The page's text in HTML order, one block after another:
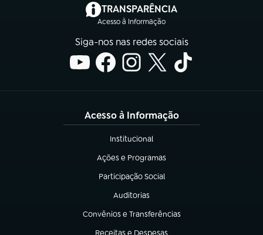
TRANSPARÊNCIA
Acesso à Informação
(abre em nova aba)
Siga-nos nas redes sociais
Acesso à Informação
Institucional
(abre em nova aba)
Ações e Programas
(abre em nova aba)
Participação Social
(abre em nova aba)
Auditorias
(abre em nova aba)
Convênios e Transferências
(abre em nova aba)